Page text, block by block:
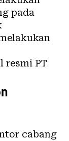
pada
resmi PT
cabang